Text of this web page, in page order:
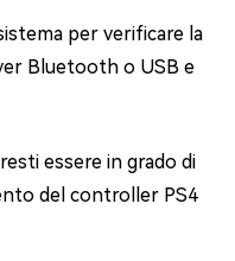
per verificare la
Bluetooth o USB e
essere in grado di
del controller PS4